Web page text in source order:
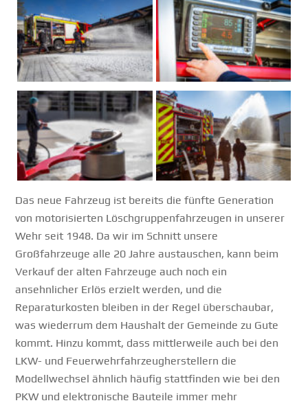
Das neue Fahrzeug ist bereits die fünfte Generation
von motorisierten Löschgruppenfahrzeugen in unserer
Wehr seit 1948. Da wir im Schnitt unsere
Großfahrzeuge alle 20 Jahre austauschen, kann beim
Verkauf der alten Fahrzeuge auch noch ein
ansehnlicher Erlös erzielt werden, und die
Reparaturkosten bleiben in der Regel überschaubar,
was wiederrum dem Haushalt der Gemeinde zu Gute
kommt. Hinzu kommt, dass mittlerweile auch bei den
LKW- und Feuerwehrfahrzeugherstellern die
Modellwechsel ähnlich häufig stattfinden wie bei den
PKW und elektronische Bauteile immer mehr